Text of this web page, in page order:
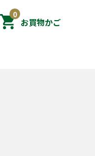
お買物かご
0